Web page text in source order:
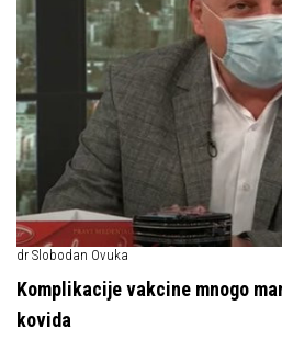
dr Slobodan Ovuka
Komplikacije vakcine mnogo
kovida